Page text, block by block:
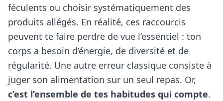
féculents ou choisir systématiquement des
produits allégés. En réalité, ces raccourcis
peuvent te faire perdre de vue l’essentiel : ton
corps a besoin d’énergie, de diversité et de
régularité. Une autre erreur classique consiste à
juger son alimentation sur un seul repas. Or,
c’est l’ensemble de tes habitudes qui compte.